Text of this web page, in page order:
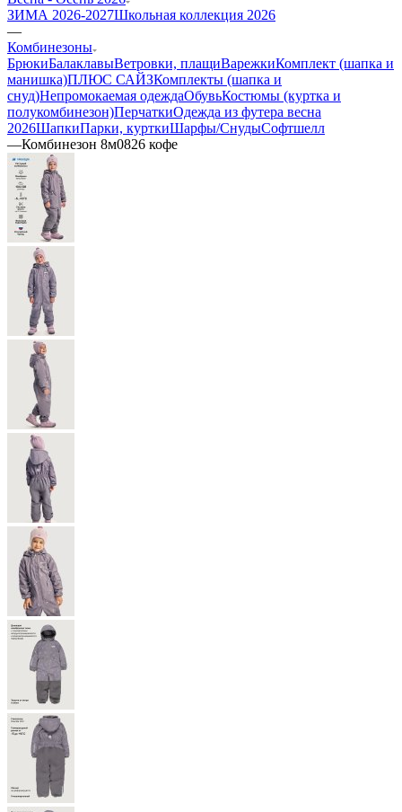
ЗИМА 2026-2027Школьная коллекция 2026
—
Комбинезоны
БрюкиБалаклавыВетровки, плащиВарежкиКомплект (шапка и
манишка)ПЛЮС САЙЗКомплекты (шапка и
снуд)Непромокаемая одеждаОбувьКостюмы (куртка и
полукомбинезон)ПерчаткиОдежда из футера весна
2026ШапкиПарки, курткиШарфы/СнудыСофтшелл
—Комбинезон 8м0826 кофе